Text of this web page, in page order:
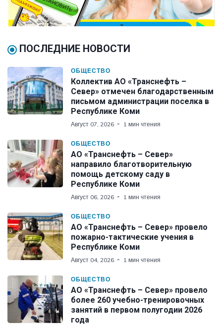
ПОСЛЕДНИЕ НОВОСТИ
ОБЩЕСТВО
Коллектив АО «Транснефть –
Север» отмечен благодарственным
письмом администрации поселка в
Республике Коми
Август 07, 2026 1 мин чтения
ОБЩЕСТВО
АО «Транснефть – Север»
направило благотворительную
помощь детскому саду в
Республике Коми
Август 06, 2026 1 мин чтения
ОБЩЕСТВО
АО «Транснефть – Север» провело
пожарно-тактические учения в
Республике Коми
Август 04, 2026 1 мин чтения
ОБЩЕСТВО
АО «Транснефть – Север» провело
более 260 учебно-тренировочных
занятий в первом полугодии 2026
года